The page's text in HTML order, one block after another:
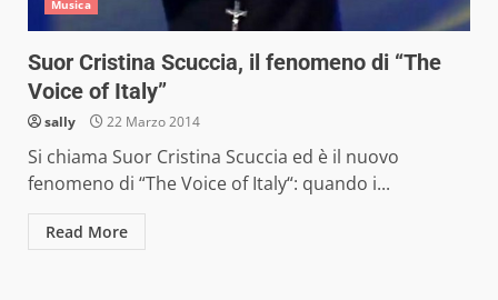
Musica
Suor Cristina Scuccia, il fenomeno di “The
Voice of Italy”
sally 22 Marzo 2014
Si chiama Suor Cristina Scuccia ed è il nuovo
fenomeno di “The Voice of Italy“: quando i...
Read More